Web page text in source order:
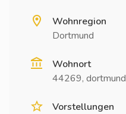
Wohnregion
Dortmund
Wohnort
44269, dortmund
Vorstellungen